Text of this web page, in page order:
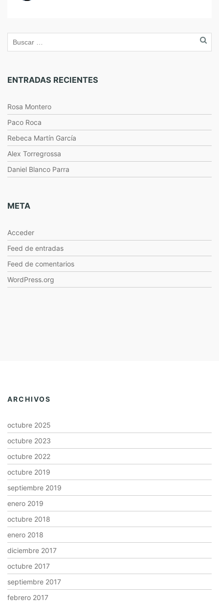
ENTRADAS RECIENTES
Rosa Montero
Paco Roca
Rebeca Martín García
Alex Torregrossa
Daniel Blanco Parra
META
Acceder
Feed de entradas
Feed de comentarios
WordPress.org
ARCHIVOS
octubre 2025
octubre 2023
octubre 2022
octubre 2019
septiembre 2019
enero 2019
octubre 2018
enero 2018
diciembre 2017
octubre 2017
septiembre 2017
febrero 2017